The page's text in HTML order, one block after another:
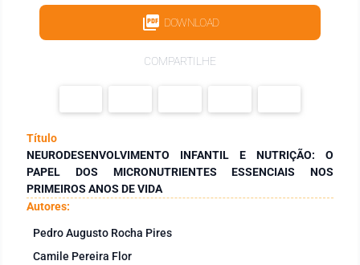
DOWNLOAD
COMPARTILHE
Título
NEURODESENVOLVIMENTO INFANTIL E NUTRIÇÃO: O
PAPEL DOS MICRONUTRIENTES ESSENCIAIS NOS
PRIMEIROS ANOS DE VIDA
Autores:
Pedro Augusto Rocha Pires
Camile Pereira Flor